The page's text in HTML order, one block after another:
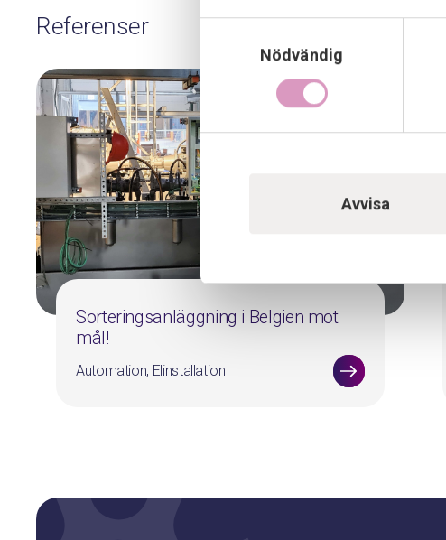
Nödvändig
Avvisa
Referenser
Sorteringsanläggning i Belgien mot
mål!
Automation, Elinstallation